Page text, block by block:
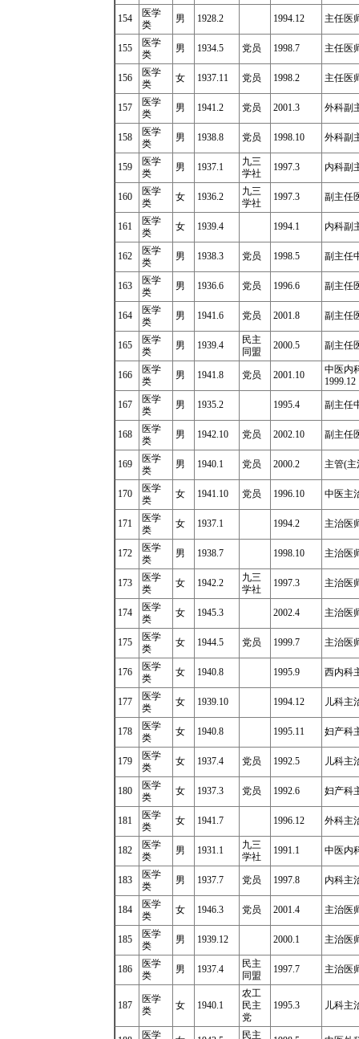
154
医学
类
男 1928.2 1994.12 主任医
155
医学
类
男 1934.5 党员 1998.7 主任医
156
医学
类
女 1937.11 党员 1998.2 主任医
157
医学
类
男 1941.2 党员 2001.3 外科副
158
医学
类
男 1938.8 党员 1998.10 外科副
159
医学
类
男 1937.1
九三
学社
1997.3 内科副
160
医学
类
女 1936.2
九三
学社
1997.3 副主任
161
医学
类
女 1939.4 1994.1 内科副
162
医学
类
男 1938.3 党员 1998.5 副主任
163
医学
类
男 1936.6 党员 1996.6 副主任
164
医学
类
男 1941.6 党员 2001.8 副主任
165
医学
类
男 1939.4
民主
同盟
2000.5 副主任
166
医学
类
男 1941.8 党员 2001.10
中医内
1999.12
167
医学
类
男 1935.2 1995.4 副主任
168
医学
类
男 1942.10 党员 2002.10 副主任
169
医学
类
男 1940.1 党员 2000.2 主管(主
170
医学
类
女 1941.10 党员 1996.10 中医主
171
医学
类
女 1937.1 1994.2 主治医
172
医学
类
男 1938.7 1998.10 主治医
173
医学
类
女 1942.2
九三
学社
1997.3 主治医
174
医学
类
女 1945.3 2002.4 主治医
175
医学
类
女 1944.5 党员 1999.7 主治医
176
医学
类
女 1940.8 1995.9 西内科
177
医学
类
女 1939.10 1994.12 儿科主
178
医学
类
女 1940.8 1995.11 妇产科
179
医学
类
女 1937.4 党员 1992.5 儿科主
180
医学
类
女 1937.3 党员 1992.6 妇产科
181
医学
类
女 1941.7 1996.12 外科主
182
医学
类
男 1931.1
九三
学社
1991.1 中医内
183
医学
类
男 1937.7 党员 1997.8 内科主
184
医学
类
女 1946.3 党员 2001.4 主治医
185
医学
类
男 1939.12 2000.1 主治医
186
医学
类
男 1937.4
民主
同盟
1997.7 主治医
187
医学
类
女 1940.1
农工
民主
党
1995.3 儿科主
医学 民主